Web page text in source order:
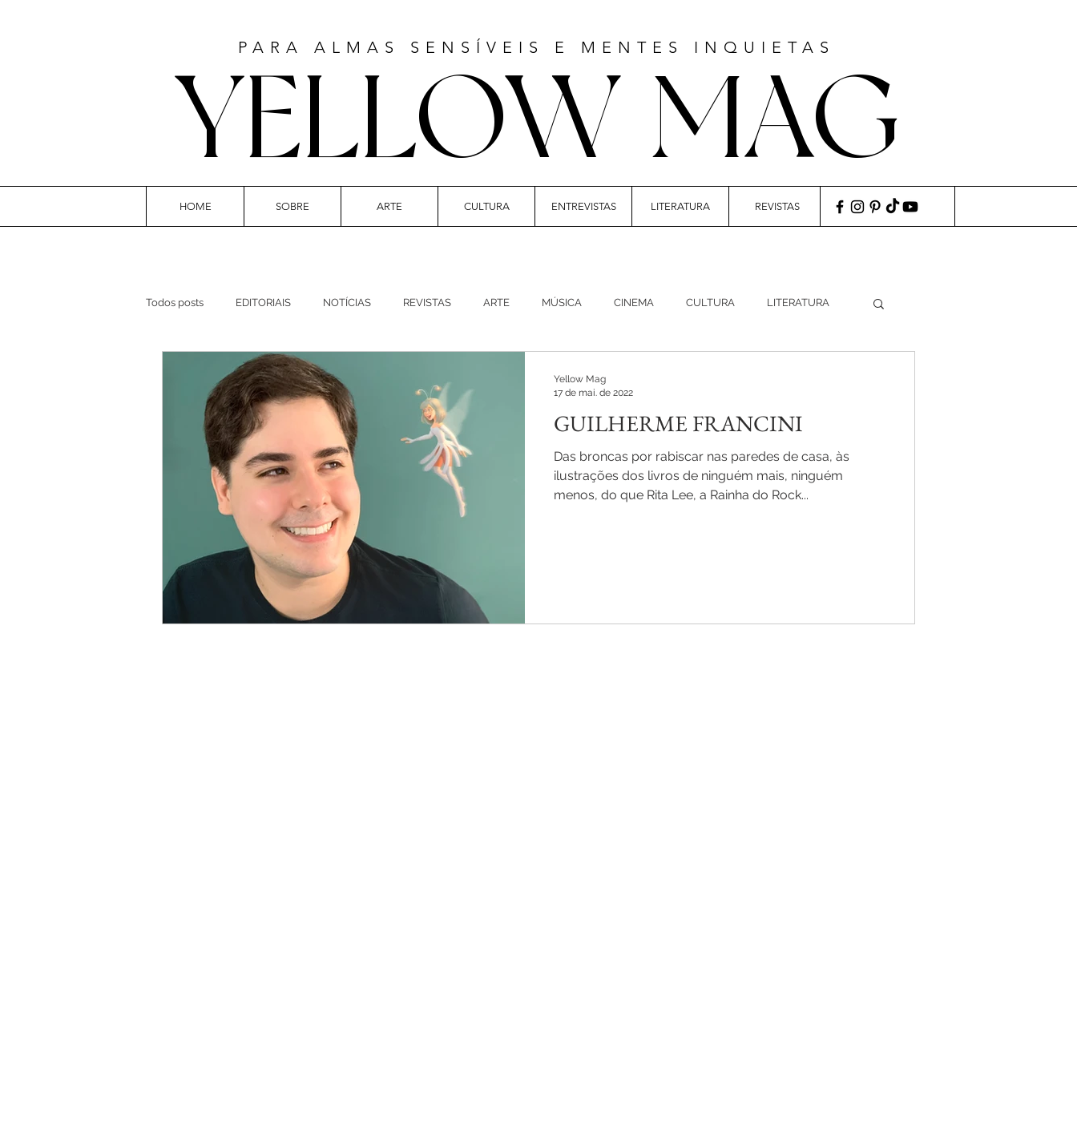
PARA ALMAS SENSÍVEIS E MENTES INQUIETAS
YELLOW MAG
HOME SOBRE ARTE CULTURA ENTREVISTAS LITERATURA REVISTAS
Todos posts EDITORIAIS NOTÍCIAS REVISTAS ARTE MÚSICA CINEMA CULTURA LITERATURA
TV
GUILHERME FRANCINI
Das broncas por rabiscar nas paredes de casa, às
ilustrações dos livros de ninguém mais, ninguém
menos, do que Rita Lee, a Rainha do Rock...
Yellow Mag
17 de mai. de 2022